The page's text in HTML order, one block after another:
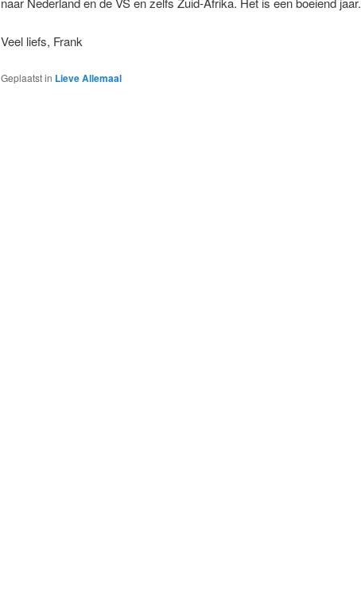
Veel liefs, Frank
Geplaatst in Lieve Allemaal